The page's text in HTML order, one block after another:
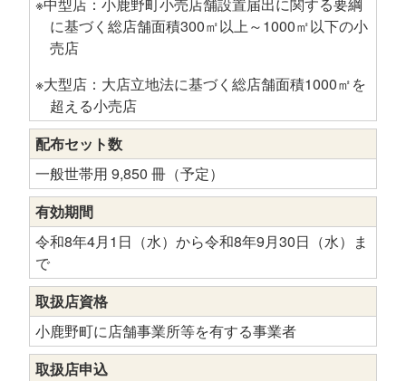
に基づく総店舗面積300㎡以上～1000㎡以下の小
売店
※大型店：大店立地法に基づく総店舗面積1000㎡を
超える小売店
配布セット数
一般世帯用 9,850 冊（予定）
有効期間
令和8年4月1日（水）から令和8年9月30日（水）ま
で
取扱店資格
小鹿野町に店舗事業所等を有する事業者
取扱店申込